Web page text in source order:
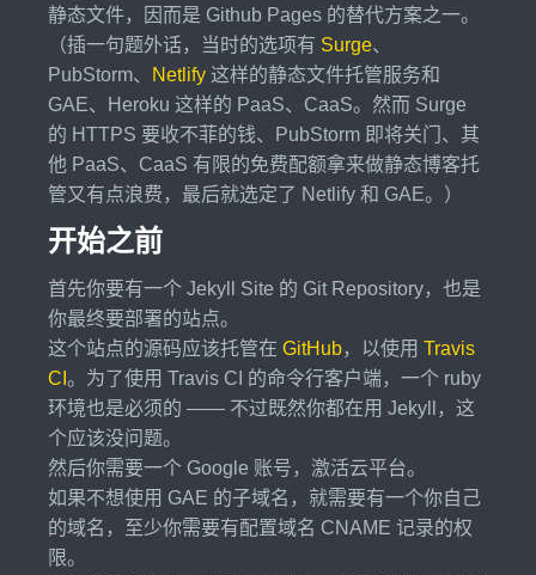
静态文件，因而是 Github Pages 的替代方案之一。
（插一句题外话，当时的选项有 Surge、
PubStorm、
Netlify 这样的静态文件托管服务和
GAE、Heroku 这样的 PaaS、CaaS。然而 Surge
的 HTTPS 要收不菲的钱、PubStorm 即将关门、其
他 PaaS、CaaS 有限的免费配额拿来做静态博客托
管又有点浪费，最后就选定了 Netlify 和 GAE。）
开始之前
首先你要有一个 Jekyll Site 的 Git Repository，也是
你最终要部署的站点。
这个站点的源码应该托管在 GitHub，以使用 Travis
CI 。为了使用 Travis CI 的命令行客户端，一个 ruby
环境也是必须的 —— 不过既然你都在用 Jekyll，这
个应该没问题。
然后你需要一个 Google 账号，激活云平台。
如果不想使用 GAE 的子域名，就需要有一个你自己
的域名，至少你需要有配置域名 CNAME 记录的权
限。